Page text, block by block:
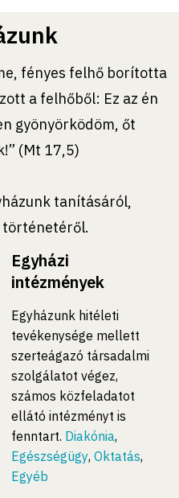
fényes felhő borította
a felhőből: Ez az én
gyönyörködöm, őt
(Mt 17,5)
tanításáról,
Egyházi
intézmények
Egyházunk hitéleti
tevékenysége mellett
szerteágazó társadalmi
szolgálatot végez,
számos közfeladatot
ellátó intézményt is
fenntart. Diakónia,
Egészségügy, Oktatás,
Egyéb